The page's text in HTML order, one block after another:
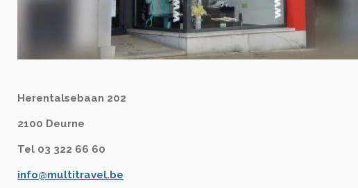
Herentalsebaan 202
2100 Deurne
Tel 03 322 66 60
info@multitravel.be